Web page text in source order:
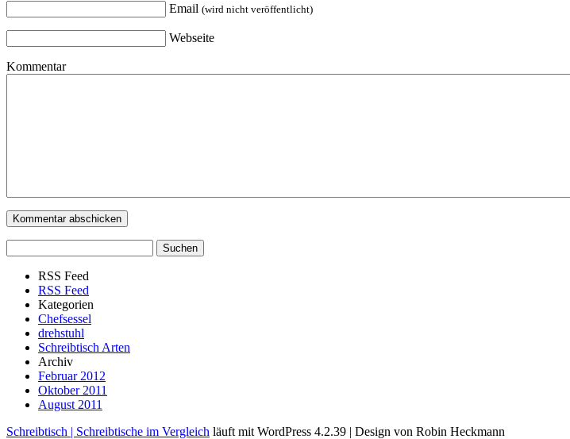
Email (wird nicht veröffentlicht)
Webseite
Kommentar
RSS Feed
RSS Feed
Kategorien
Chefsessel
drehstuhl
Schreibtisch Arten
Archiv
Februar 2012
Oktober 2011
August 2011
Schreibtisch | Schreibtische im Vergleich läuft mit WordPress 4.2.39 | Design von Robin Heckmann